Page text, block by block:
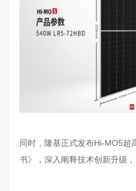
同时，隆基正式发布Hi-MO5超
书》，深入阐释技术创新升级